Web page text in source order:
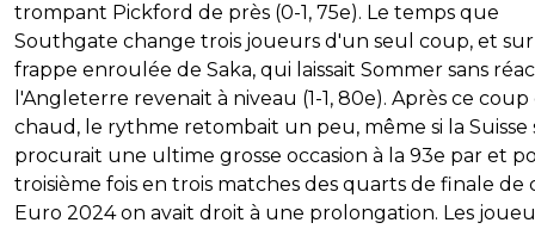
trompant Pickford de près (0-1, 75e). Le temps que
Southgate change trois joueurs d'un seul coup, et
frappe enroulée de Saka, qui laissait Sommer sans
l'Angleterre revenait à niveau (1-1, 80e). Après ce coup
chaud, le rythme retombait un peu, même si la Suisse
procurait une ultime grosse occasion à la 93e par et
troisième fois en trois matches des quarts de finale de
Euro 2024 on avait droit à une prolongation. Les